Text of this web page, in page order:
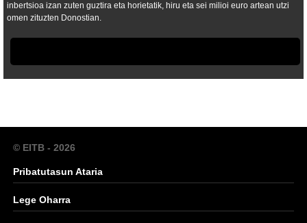
inbertsioa izan zuten guztira eta horietatik, hiru eta sei milioi euro artean utzi
omen zituzten Donostian.
© EITB - 2026
Pribatutasun Ataria
Lege Oharra